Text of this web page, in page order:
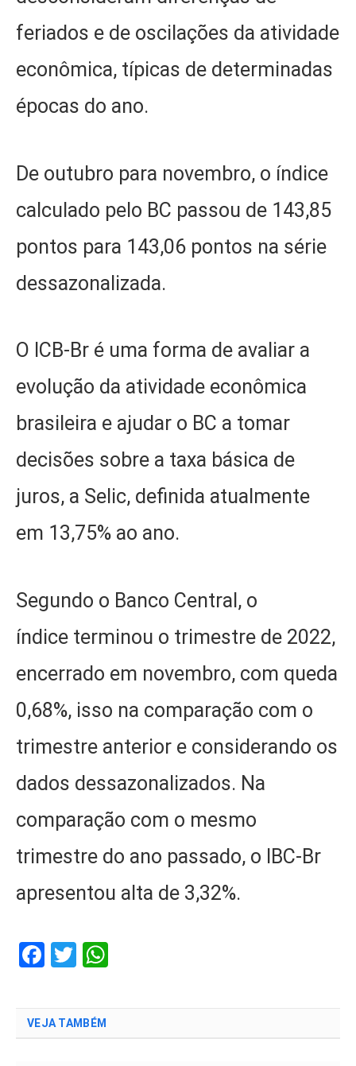
feriados e de oscilações da atividade
econômica, típicas de determinadas
épocas do ano.
De outubro para novembro, o índice
calculado pelo BC passou de 143,85
pontos para 143,06 pontos na série
dessazonalizada.
O ICB-Br é uma forma de avaliar a
evolução da atividade econômica
brasileira e ajudar o BC a tomar
decisões sobre a taxa básica de
juros, a Selic, definida atualmente
em 13,75% ao ano.
Segundo o Banco Central, o
índice terminou o trimestre de 2022,
encerrado em novembro, com queda
0,68%, isso na comparação com o
trimestre anterior e considerando os
dados dessazonalizados. Na
comparação com o mesmo
trimestre do ano passado, o IBC-Br
apresentou alta de 3,32%.
Facebook
Twitter
VEJA TAMBÉM